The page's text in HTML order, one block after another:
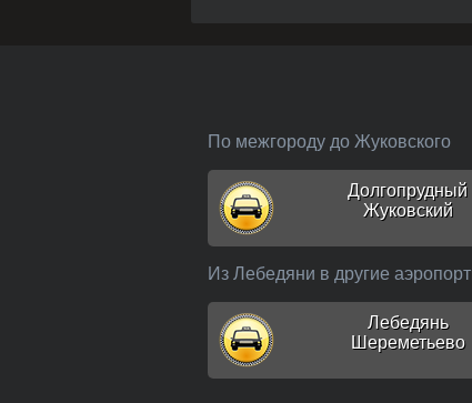
По межгороду до Жуковского
Долгопрудный
Жуковский
Из Лебедяни в другие
Лебедянь
Шереметьево